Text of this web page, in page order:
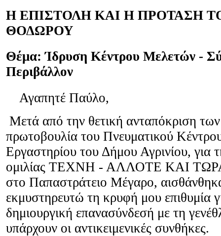
Η ΕΠΙΣΤΟΛΗ ΚΑΙ Η ΠΡΟΤΑΣΗ
ΘΟΔΩΡΟΥ
Θέμα: Ίδρυση Κέντρου Μελετών -
Περιβάλλον
Αγαπητέ Παύλο,
Μετά από την θετική ανταπόκριση
πρωτοβουλία του Πνευματικού
Εργαστηρίου του Δήμου Αγρινίου, για
ομιλίας ΤΕΧΝΗ - ΑΛΛΟΤΕ ΚΑΙ ΤΩΡΑ,
στο Παπαστράτειο Μέγαρο,
εκμυστηρευτώ τη κρυφή μου επιθυμία
δημιουργική επανασύνδεσή με τη
υπάρχουν οι αντικειμενικές συνθήκες.